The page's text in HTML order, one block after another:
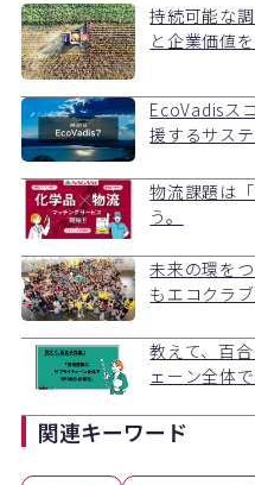
持続可能な
と企業価値
EcoVadisス
援するサス
物流課題は
う。
未来の環を
もエコクラブ
教えて、百
ェーン全体
関連キーワード